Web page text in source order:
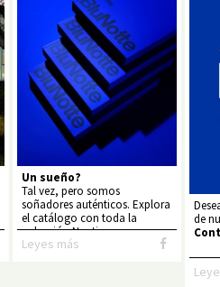
Un sueño?
Tal vez, pero somos
soñadores auténticos. Explora
el catálogo con toda la
colección Noctis.
Leyes más
de